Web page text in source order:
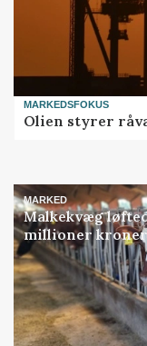
MARKEDSFOKUS
Olien styrer
MARKED
Malkekvæg
millioner